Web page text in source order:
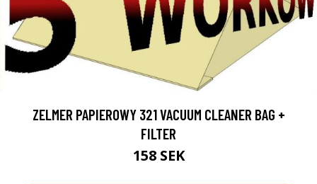
ZELMER PAPIEROWY 321 VACUUM CLEANER BAG +
FILTER
158 SEK